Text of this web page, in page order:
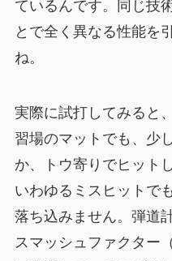
ているんです。同じ技
とで全く異なる性能を
ね。
実際に試打してみると
習場のマットでも、少
か、トウ寄りでヒット
いわゆるミスヒットで
落ち込みません。弾道
スマッシュファクター